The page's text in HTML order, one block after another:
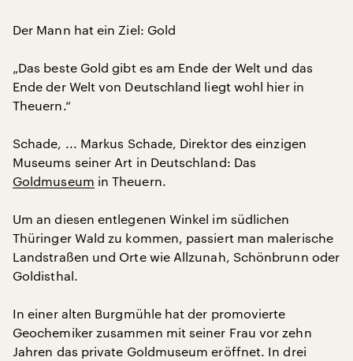
Der Mann hat ein Ziel: Gold
„Das beste Gold gibt es am Ende der Welt und das
Ende der Welt von Deutschland liegt wohl hier in
Theuern.“
Schade, ... Markus Schade, Direktor des einzigen
Museums seiner Art in Deutschland: Das
Goldmuseum in Theuern.
Um an diesen entlegenen Winkel im südlichen
Thüringer Wald zu kommen, passiert man malerische
Landstraßen und Orte wie Allzunah, Schönbrunn oder
Goldisthal.
In einer alten Burgmühle hat der promovierte
Geochemiker zusammen mit seiner Frau vor zehn
Jahren das private Goldmuseum eröffnet. In drei